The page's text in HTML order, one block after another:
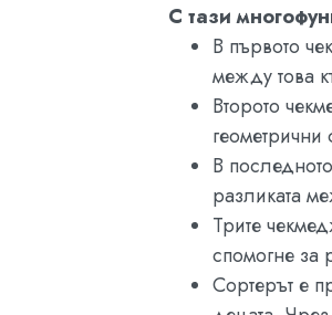
С тази
В първото
между това
Второто
В
разликата
Трите
спомогне за
Сортерът е